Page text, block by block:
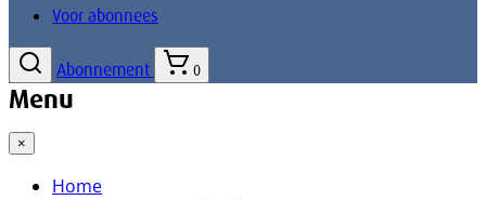
Voor abonnees
Abonnement 0
Menu
×
Home